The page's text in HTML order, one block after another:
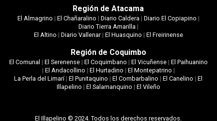
Región de Atacama
El Almagrino | El Chañaralino | Diario Caldera | Diario El Copiapino |
Diario Tierra Amarilla |
El Altino | Diario Vallenar| El Huasquino | El Freirinense
Región de Coquimbo
El Comunal | El Serenense| El Coquimbano | El Vicuñense| El Paihuanino
| El Andacollino | El Hurtadino | El Montepatrino |
La Perla del Limarí|El Punitaquino |El Combarbalino |El Canelino |El
Illapelino | El Salamanquino | El Vileño
El Illapelino © 2024. Todos los derechos reservados.